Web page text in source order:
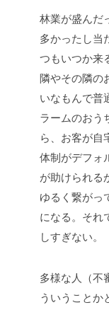
林業が盛んだ
多かったし当
つもいつか来
隣やその隣の
いなもんで普
ラームのおう
ら、お客が自
体制がデフォ
が助けられる
ゆるく繋がっ
になる。それ
しすぎない。
多様な人（不
ういうことか